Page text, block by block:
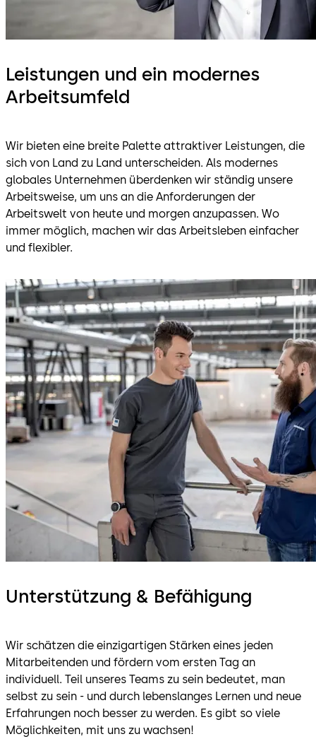
Leistungen und ein modernes
Arbeitsumfeld
Wir bieten eine breite Palette attraktiver Leistungen, die
sich von Land zu Land unterscheiden. Als modernes
globales Unternehmen überdenken wir ständig unsere
Arbeitsweise, um uns an die Anforderungen der
Arbeitswelt von heute und morgen anzupassen. Wo
immer möglich, machen wir das Arbeitsleben einfacher
und flexibler.
Unterstützung & Befähigung
Wir schätzen die einzigartigen Stärken eines jeden
Mitarbeitenden und fördern vom ersten Tag an
individuell. Teil unseres Teams zu sein bedeutet, man
selbst zu sein - und durch lebenslanges Lernen und neue
Erfahrungen noch besser zu werden. Es gibt so viele
Möglichkeiten, mit uns zu wachsen!